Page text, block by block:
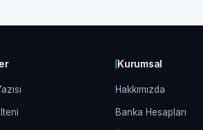
Kurumsal
Hakkımızda
Banka Hesapları